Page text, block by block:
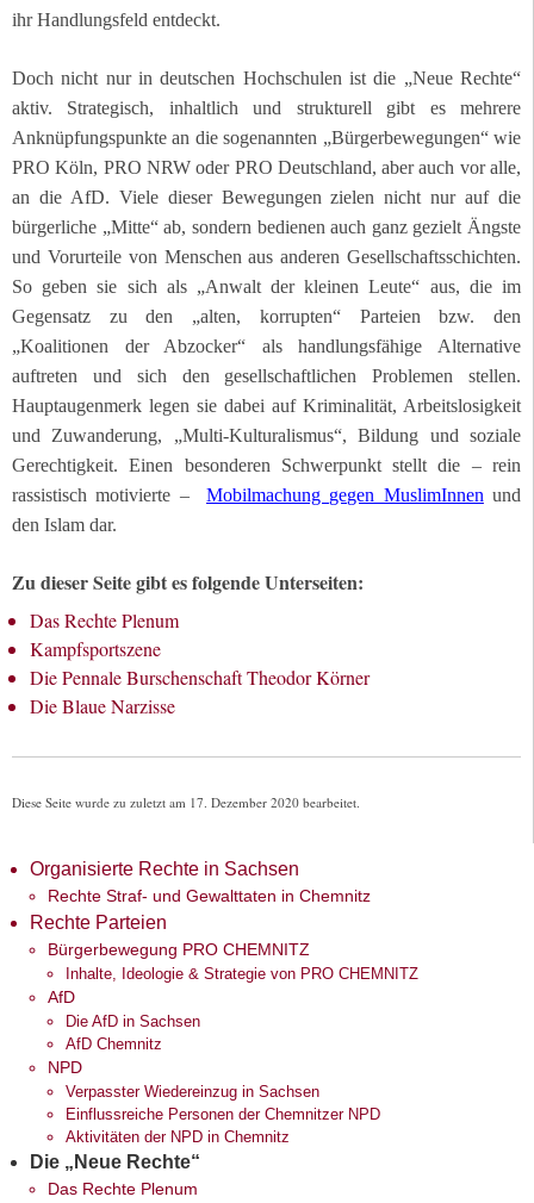
ihr Handlungsfeld entdeckt.
Doch nicht nur in deutschen Hochschulen ist die „Neue Rechte“
aktiv. Strategisch, inhaltlich und strukturell gibt es mehrere
Anknüpfungspunkte an die sogenannten „Bürgerbewegungen“ wie
PRO Köln, PRO NRW oder PRO Deutschland, aber auch vor alle,
an die AfD. Viele dieser Bewegungen zielen nicht nur auf die
bürgerliche „Mitte“ ab, sondern bedienen auch ganz gezielt Ängste
und Vorurteile von Menschen aus anderen Gesellschaftsschichten.
So geben sie sich als „Anwalt der kleinen Leute“ aus, die im
Gegensatz zu den „alten, korrupten“ Parteien bzw. den
„Koalitionen der Abzocker“ als handlungsfähige Alternative
auftreten und sich den gesellschaftlichen Problemen stellen.
Hauptaugenmerk legen sie dabei auf Kriminalität, Arbeitslosigkeit
und Zuwanderung, „Multi-Kulturalismus“, Bildung und soziale
Gerechtigkeit. Einen besonderen Schwerpunkt stellt die – rein
rassistisch motivierte –Mobilmachung gegen MuslimInnen und
den Islam dar.
Zu dieser Seite gibt es folgende Unterseiten:
Das Rechte Plenum
Kampfsportszene
Die Pennale Burschenschaft Theodor Körner
Die Blaue Narzisse
Diese Seite wurde zu zuletzt am 17. Dezember 2020 bearbeitet.
Organisierte Rechte in Sachsen
Rechte Straf- und Gewalttaten in Chemnitz
Rechte Parteien
Bürgerbewegung PRO CHEMNITZ
Inhalte, Ideologie & Strategie von PRO CHEMNITZ
AfD
Die AfD in Sachsen
AfD Chemnitz
NPD
Verpasster Wiedereinzug in Sachsen
Einflussreiche Personen der Chemnitzer NPD
Aktivitäten der NPD in Chemnitz
Die „Neue Rechte“
Das Rechte Plenum